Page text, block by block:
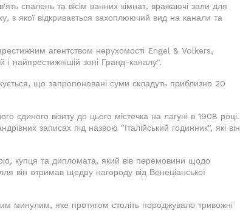
спалень та вісім ванних кімнат, вражаючі зали для
з якої відкривається захоплюючий вид на канали та
агентством нерухомості Engel & Volkers,
найпрестижнішій зоні Гранд-каналу".
що запропоновані суми складуть приблизно 20
візиту до цього містечка на лагуні в 1908 році.
записах під назвою "Італійський годинник", які він
купця та дипломата, який вів перемовини щодо
він отримав щедру нагороду від Венеціанської
минулим, яке протягом століть породжувало тривожні